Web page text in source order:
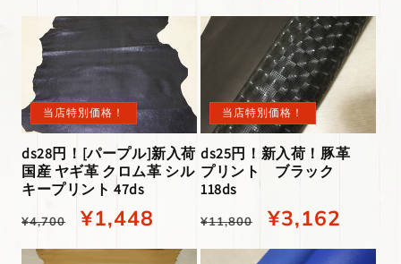
格
別
格
常
店
特
別
価
格
当店特別価格！
ds28円！[パープル]新入荷
国産 ヤギ革 クロム革 シル
キープリント 47ds
通
常
¥4,700
当
店
¥1,448
当店特別価格！
ds25円！新入荷！豚革
プリント ブラック
118ds
通
常
¥11,800
当
店
¥3,162